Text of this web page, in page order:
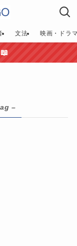
文法 映画・ドラ
–